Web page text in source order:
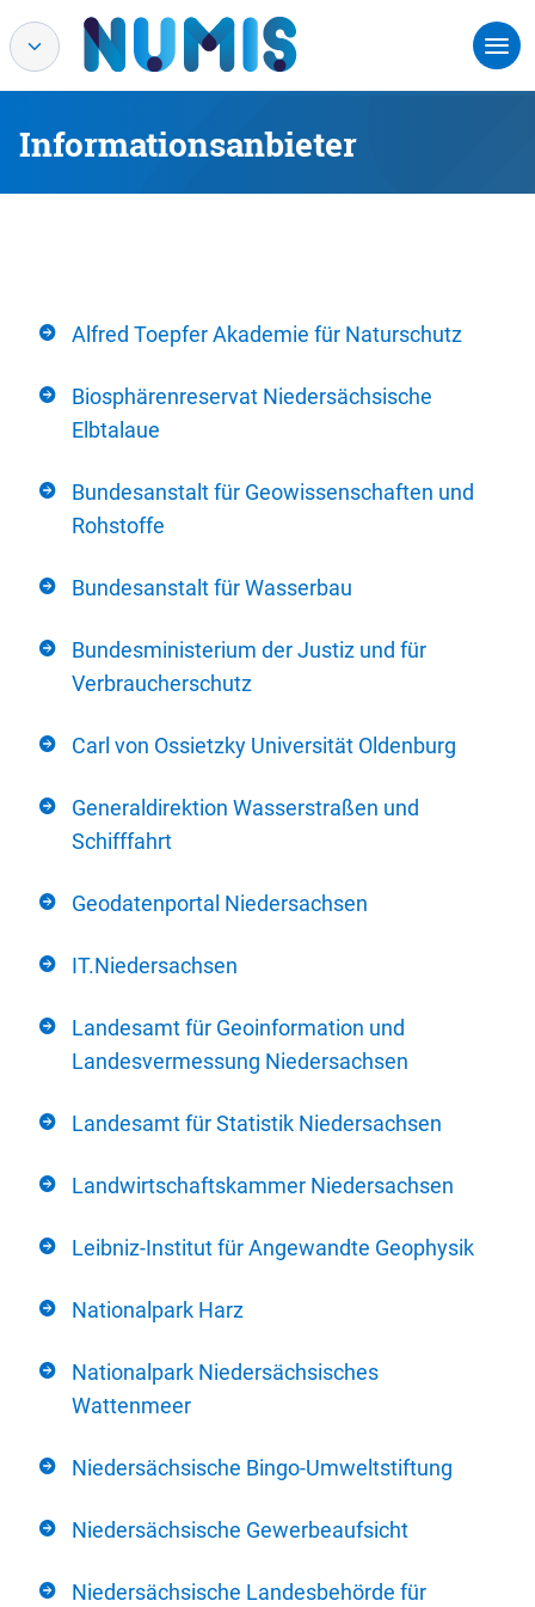
Informationsanbieter
Alfred Toepfer Akademie für Naturschutz
Biosphärenreservat Niedersächsische
Elbtalaue
Bundesanstalt für Geowissenschaften und
Rohstoffe
Bundesanstalt für Wasserbau
Bundesministerium der Justiz und für
Verbraucherschutz
Carl von Ossietzky Universität Oldenburg
Generaldirektion Wasserstraßen und
Schifffahrt
Geodatenportal Niedersachsen
IT.Niedersachsen
Landesamt für Geoinformation und
Landesvermessung Niedersachsen
Landesamt für Statistik Niedersachsen
Landwirtschaftskammer Niedersachsen
Leibniz-Institut für Angewandte Geophysik
Nationalpark Harz
Nationalpark Niedersächsisches
Wattenmeer
Niedersächsische Bingo-Umweltstiftung
Niedersächsische Gewerbeaufsicht
Niedersächsische Landesbehörde für